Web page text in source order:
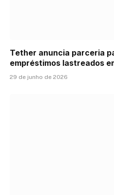
Tether anuncia parceria
empréstimos lastreados
29 de junho de 2026